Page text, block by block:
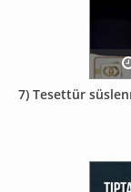
7) Tesettür